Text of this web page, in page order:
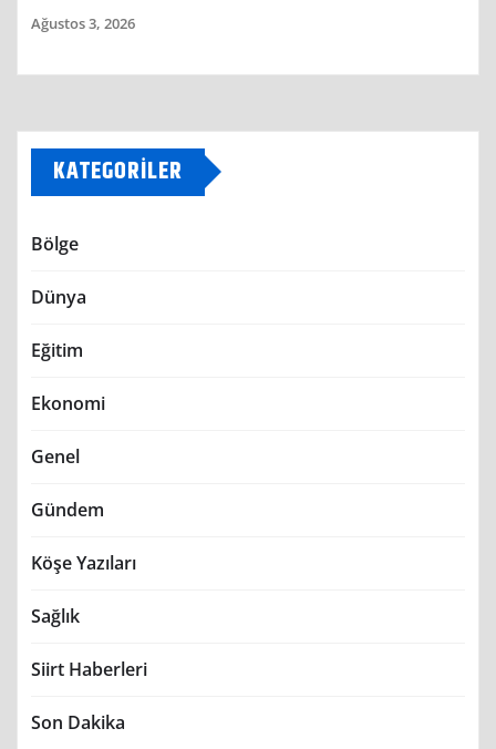
Ağustos 3, 2026
KATEGORILER
Bölge
Dünya
Eğitim
Ekonomi
Genel
Gündem
Köşe Yazıları
Sağlık
Siirt Haberleri
Son Dakika